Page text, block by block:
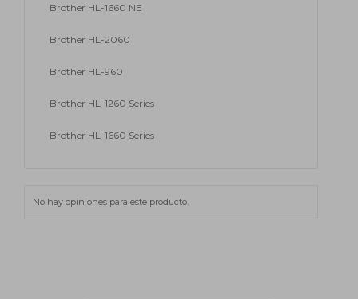
Brother HL-1660 NE
Brother HL-2060
Brother HL-960
Brother HL-1260 Series
Brother HL-1660 Series
No hay opiniones para este producto.